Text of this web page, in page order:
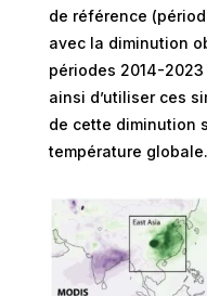
de référence
avec la diminution
périodes 2014-
ainsi d’utiliser ces
de cette diminution
température globale.